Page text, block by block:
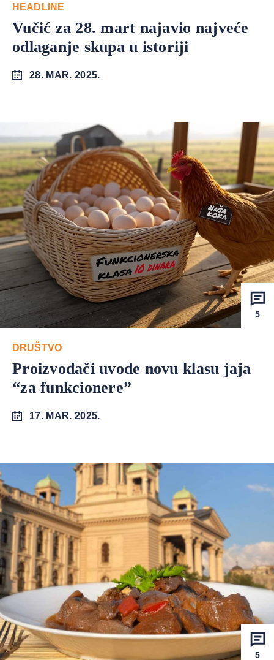
HEADLINE
Vučić za 28. mart najavio najveće
odlaganje skupa u istoriji
28. MAR. 2025.
5
DRUŠTVO
Proizvođači uvode novu klasu jaja
“za funkcionere”
17. MAR. 2025.
5